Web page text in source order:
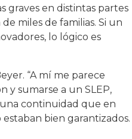
graves en distintas partes
miles de familias. Si un
lo lógico es
“A mí me parece
sumarse a un SLEP,
continuidad que en
bien garantizados.